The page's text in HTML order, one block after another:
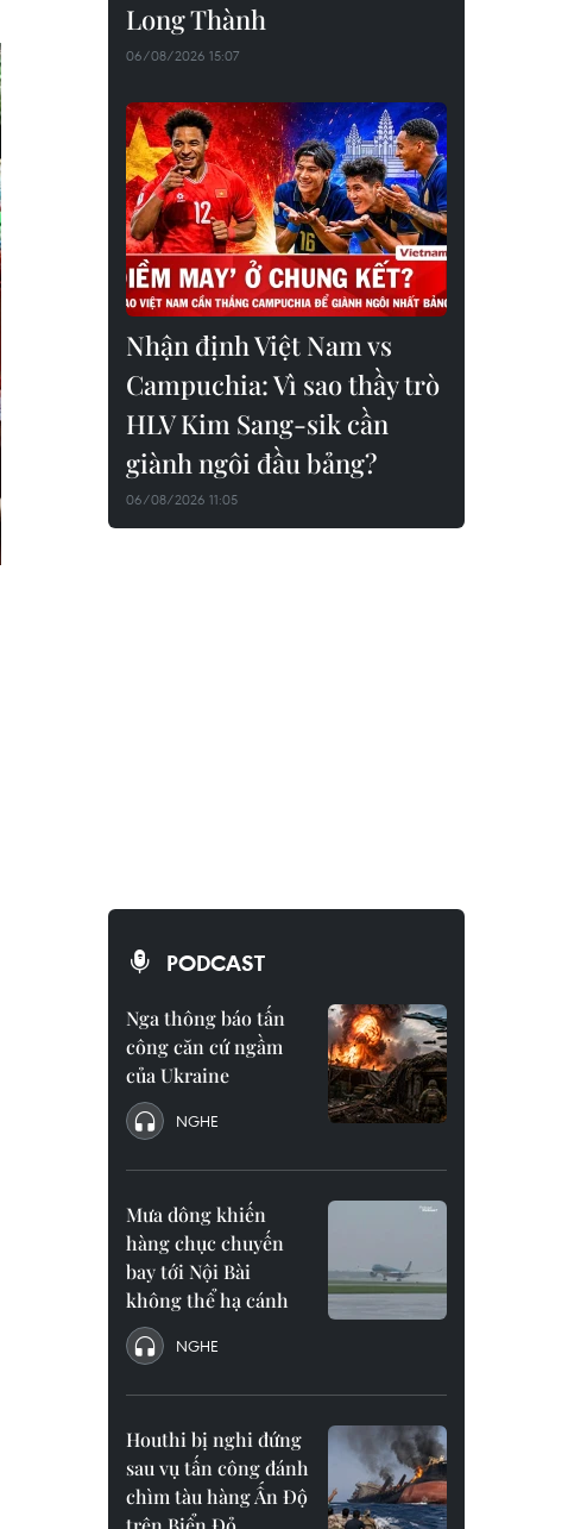
Long Thành
06/08/2026 15:07
Nhận định Việt Nam vs
Campuchia: Vì sao thầy trò
HLV Kim Sang-sik cần
giành ngôi đầu bảng?
06/08/2026 11:05
PODCAST
Nga thông báo tấn
công căn cứ ngầm
của Ukraine
NGHE
Mưa dông khiến
hàng chục chuyến
bay tới Nội Bài
không thể hạ cánh
NGHE
Houthi bị nghi đứng
sau vụ tấn công đánh
chìm tàu hàng Ấn Độ